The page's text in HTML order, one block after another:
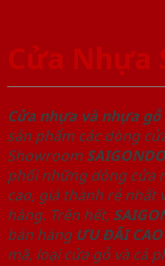
Cửa Nhựa
Cửa nhựa và nhựa gỗ
sản phẩm các dòng
Showroom
phối những dòng cửa
cao, giá thành rẻ nhất
hàng. Trên hết,
bán hàng ƯU ĐÃI CAO
mã, loại cửa gỗ và cả